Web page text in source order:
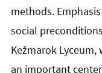
methods.
social
Kežmarok
an important